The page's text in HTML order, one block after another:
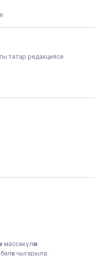
татар редакциясе
массакүләм
чыгарыла.